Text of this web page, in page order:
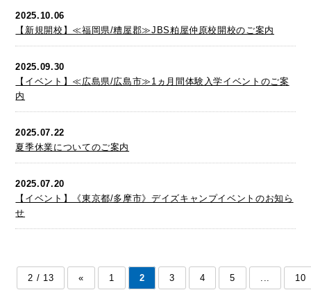
2025.10.06
【新規開校】≪福岡県/糟屋郡≫JBS粕屋仲原校開校のご案内
2025.09.30
【イベント】≪広島県/広島市≫1ヵ月間体験入学イベントのご案
内
2025.07.22
夏季休業についてのご案内
2025.07.20
【イベント】《東京都/多摩市》デイズキャンプイベントのお知ら
せ
2 / 13 « 1 2 3 4 5 ... 10